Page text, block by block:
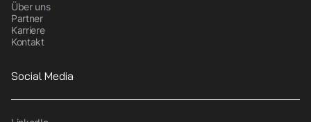
Über uns
Partner
Karriere
Kontakt
Social Media